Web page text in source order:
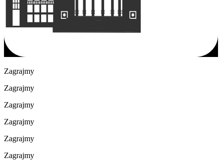
Zagrajmy
Zagrajmy
Zagrajmy
Zagrajmy
Zagrajmy
Zagrajmy